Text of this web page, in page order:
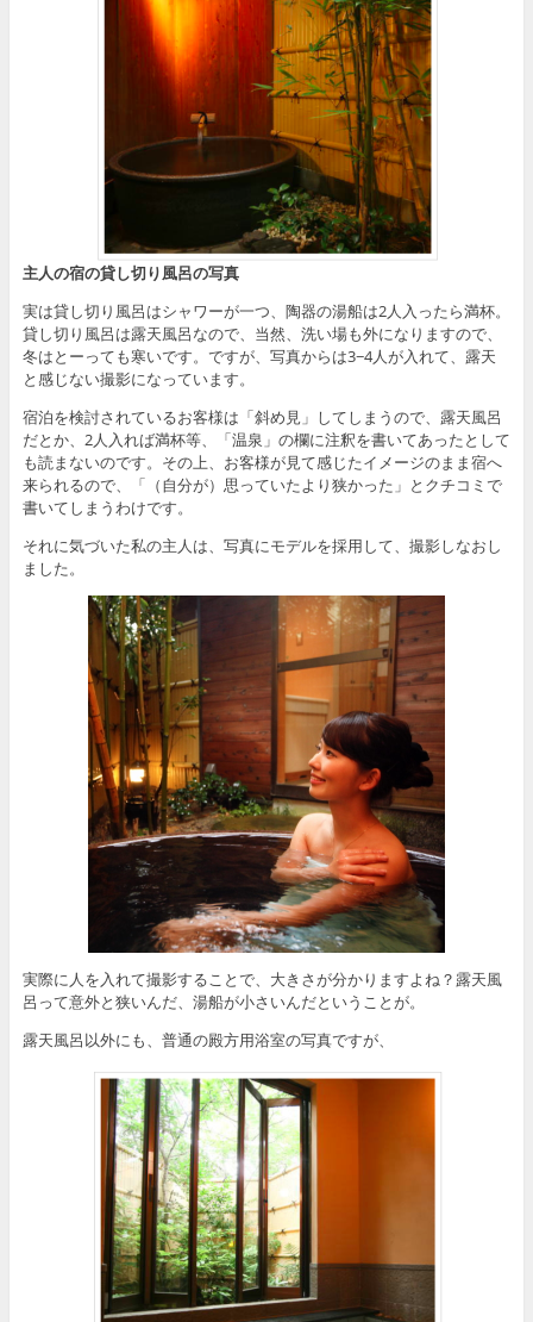
主人の宿の貸し切り風呂の写真
実は貸し切り風呂はシャワーが一つ、陶器の湯船は2人入ったら満杯。
貸し切り風呂は露天風呂なので、当然、洗い場も外になりますので、
冬はとーっても寒いです。ですが、写真からは3−4人が入れて、露天
と感じない撮影になっています。
宿泊を検討されているお客様は「斜め見」してしまうので、露天風呂
だとか、2人入れば満杯等、「温泉」の欄に注釈を書いてあったとして
も読まないのです。その上、お客様が見て感じたイメージのまま宿へ
来られるので、「（自分が）思っていたより狭かった」とクチコミで
書いてしまうわけです。
それに気づいた私の主人は、写真にモデルを採用して、撮影しなおし
ました。
実際に人を入れて撮影することで、大きさが分かりますよね？露天風
呂って意外と狭いんだ、湯船が小さいんだということが。
露天風呂以外にも、普通の殿方用浴室の写真ですが、